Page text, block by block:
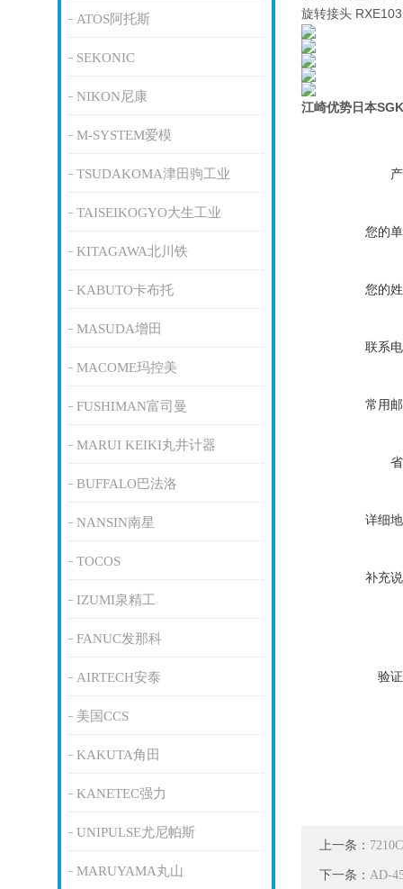
ATOS阿托斯
SEKONIC
NIKON尼康
M-SYSTEM爱模
TSUDAKOMA津田驹工业
TAISEIKOGYO大生工业
KITAGAWA北川铁
KABUTO卡布托
MASUDA增田
MACOME玛控美
FUSHIMAN富司曼
MARUI KEIKI丸井计器
BUFFALO巴法洛
NANSIN南星
TOCOS
IZUMI泉精工
FANUC发那科
AIRTECH安泰
美国CCS
KAKUTA角田
KANETEC强力
UNIPULSE尤尼帕斯
MARUYAMA丸山
旋转接头
江崎优势日本
您的
您的
联系
常用
详细
补充
验
上一条：
下一条： AD-